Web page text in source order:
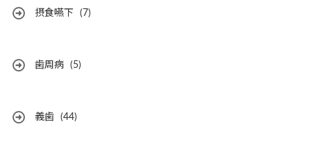
摂食嚥下 (7)
歯周病 (5)
義歯 (44)